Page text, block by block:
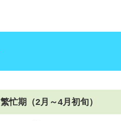
繁忙期（2月～4月初旬）